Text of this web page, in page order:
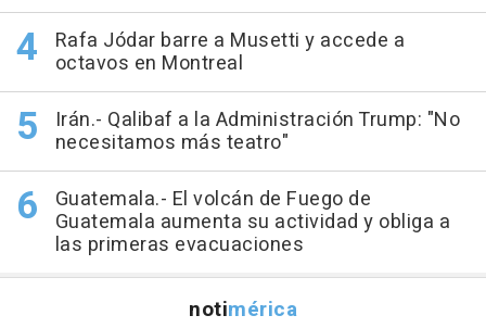
Rafa Jódar barre a Musetti y accede a
octavos en Montreal
Irán.- Qalibaf a la Administración Trump: "No
necesitamos más teatro"
Guatemala.- El volcán de Fuego de
Guatemala aumenta su actividad y obliga a
las primeras evacuaciones
notimérica